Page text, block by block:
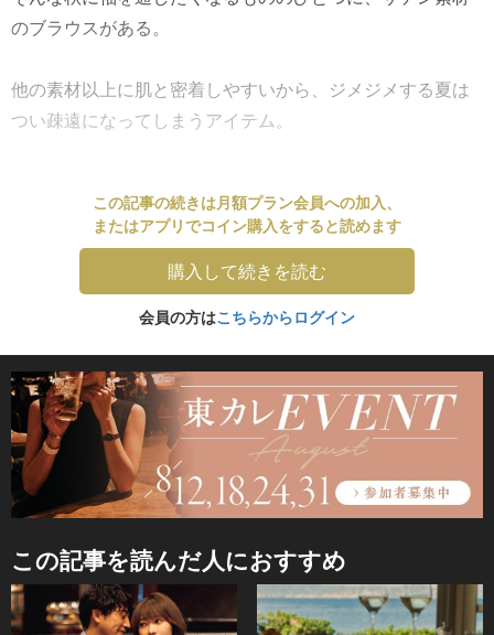
のブラウスがある。
他の素材以上に肌と密着しやすいから、ジメジメする夏は
つい疎遠になってしまうアイテム。
この記事の続きは月額プラン会員への加入、
またはアプリでコイン購入をすると読めます
購入して続きを読む
会員の方はこちらからログイン
この記事を読んだ人におすすめ